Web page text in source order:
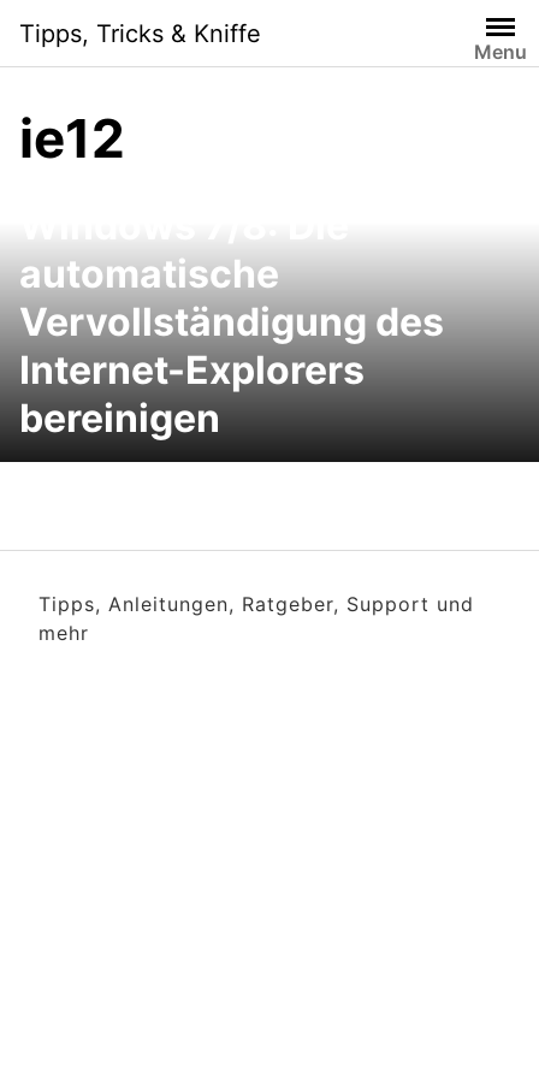
content
Tipps, Tricks & Kniffe
Menu
ie12
automatische
Vervollständigung des
Internet-Explorers
bereinigen
Tipps, Anleitungen, Ratgeber, Support und
mehr